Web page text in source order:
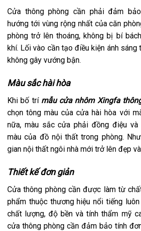
Cửa thông phòng cần phải đảm
hướng tới vùng rộng nhất của căn
phòng trở lên thoáng, không bị bí
khí. Lối vào cần tạo điều kiện ánh sáng
không gây vướng bận.
Màu sắc hài hòa
Khi bố trí mẫu cửa nhôm Xingfa
chọn tông màu của cửa hài hòa với
nữa, màu sắc cửa phải đồng điệu
màu của đồ nội thất trong phòng.
gian nội thất ngôi nhà mới trở lên đẹp
Thiết kế đơn giản
Cửa thông phòng cần được làm từ
phẩm thuộc thương hiệu nổi tiếng
chất lượng, độ bền và tính thẩm mỹ
cửa thông phòng cần đảm bảo tính